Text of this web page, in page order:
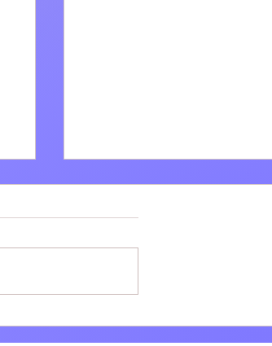
delle VILLÆ continua dopo il